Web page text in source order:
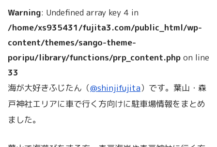
Warning: Undefined array key 4 in
/home/xs935431/fujita3.com/public_html/wp-
content/themes/sango-theme-
poripu/library/functions/prp_content.php on line
33
海が大好きふじたん（@shinjifujita）です。葉山・森
戸神社エリアに車で行く方向けに駐車場情報をまとめ
ました。